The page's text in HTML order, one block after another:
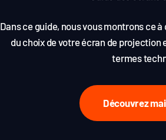
Dans ce guide, nous vous montrons ce
du choix de votre écran de
termes
Découvrez